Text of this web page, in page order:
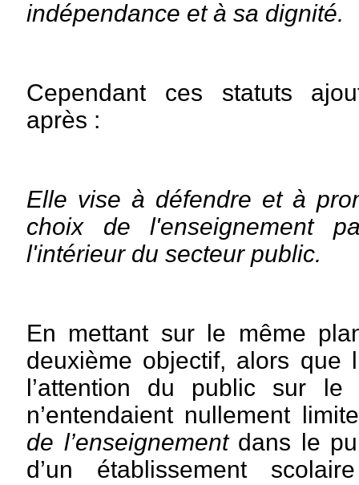
indépendance et à sa dignité.
Cependant ces statuts
après :
Elle vise à défendre et à
choix de l'enseignement
l'intérieur du secteur public.
En mettant sur le même
deuxième objectif, alors que
l’attention du public sur le
n’entendaient nullement
de l’enseignement dans le
d’un établissement